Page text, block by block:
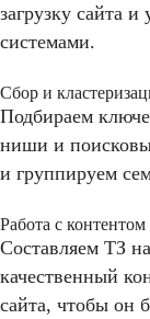
загрузку сайта
системами.
Сбор и
Подбираем
ниши и
и группируем
Работа с контентом
Составляем ТЗ
качественный
сайта, чтобы он